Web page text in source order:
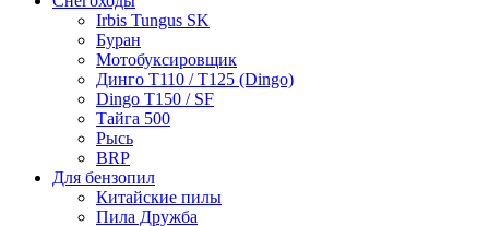
Irbis Tungus SK
Буран
Мотобуксировщик
Динго T110 / T125 (Dingo)
Dingo T150 / SF
Тайга 500
Рысь
BRP
Для бензопил
Китайские пилы
Пила Дружба